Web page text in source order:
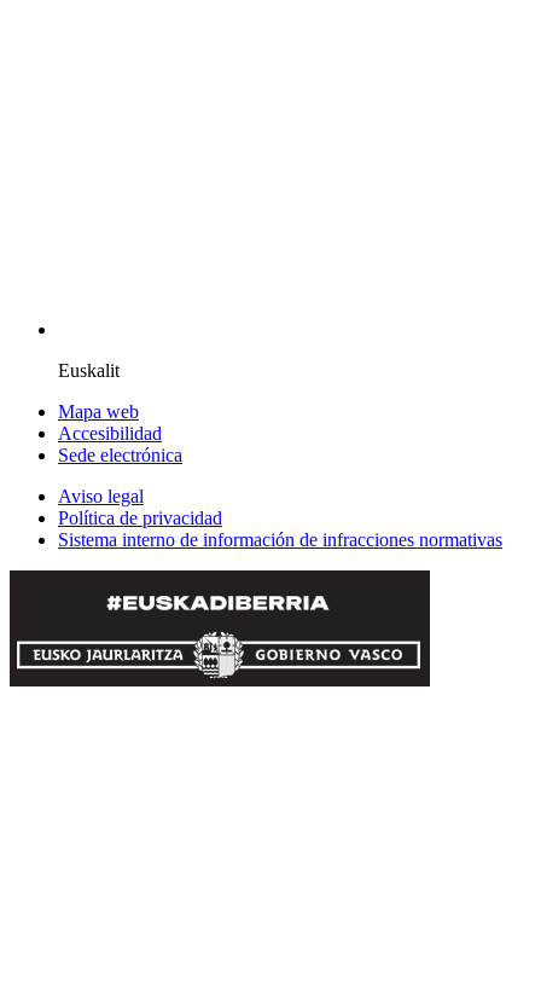
Euskalit
Mapa web
Accesibilidad
Sede electrónica
Aviso legal
Política de privacidad
Sistema interno de información de infracciones normativas